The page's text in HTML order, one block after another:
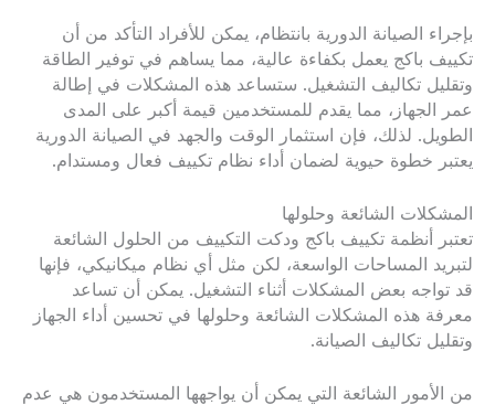
بإجراء الصيانة الدورية بانتظام، يمكن للأفراد التأكد من أن
تكييف باكج يعمل بكفاءة عالية، مما يساهم في توفير الطاقة
وتقليل تكاليف التشغيل. ستساعد هذه المشكلات في إطالة
عمر الجهاز، مما يقدم للمستخدمين قيمة أكبر على المدى
الطويل. لذلك، فإن استثمار الوقت والجهد في الصيانة الدورية
يعتبر خطوة حيوية لضمان أداء نظام تكييف فعال ومستدام.
المشكلات الشائعة وحلولها
تعتبر أنظمة تكييف باكج ودكت التكييف من الحلول الشائعة
لتبريد المساحات الواسعة، لكن مثل أي نظام ميكانيكي، فإنها
قد تواجه بعض المشكلات أثناء التشغيل. يمكن أن تساعد
معرفة هذه المشكلات الشائعة وحلولها في تحسين أداء الجهاز
وتقليل تكاليف الصيانة.
من الأمور الشائعة التي يمكن أن يواجهها المستخدمون هي عدم